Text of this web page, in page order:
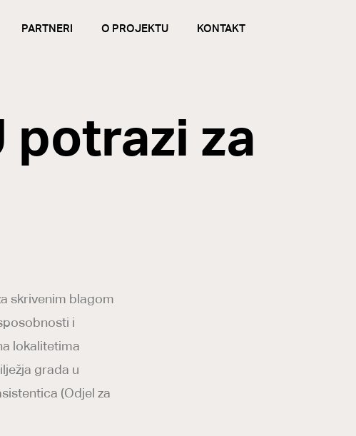
PARTNERI O PROJEKTU KONTAKT
potrazi za
skrivenim blagom
i
lokalitetima
grada u
(Odjel za